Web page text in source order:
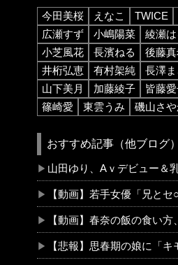
今田美桜 えなこ TWICE
広瀬すず
小嶋陽菜 綾瀬
小芝風花
長濱ねる 後藤
井桁弘恵
有村架純 長澤
山下美月
加藤綾子 皆藤
篠崎愛
東雲うみ 磯山さ
おすすめ記事（他ブログ）
山田ゆり、Aｖデビュー＆乳首ヌードおっぱいがセク
【動画】若手女優「兄とセ○ク
【動画】春奈の飯の食い方、レベチｗ
【悲報】思春期の娘に「